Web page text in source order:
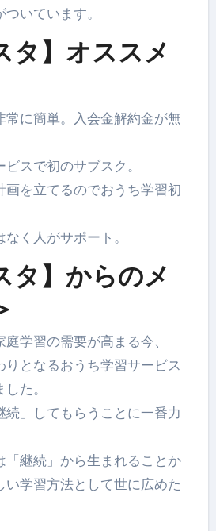
いています。
タ】オススメ
常に簡単。入会金解約金が無
スで初のサブスク。
画を立てるのでおうち学習初
く人がサポート。
タ】からのメ
学習の需要が高まる今、
となるおうち学習サービス
た。
」してもらうことに一番力
「継続」から生まれることか
い学習方法として世に広めた